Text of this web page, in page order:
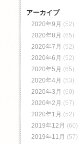
アーカイブ
2020年9月 (52)
2020年8月 (65)
2020年7月 (52)
2020年6月 (52)
2020年5月 (65)
2020年4月 (53)
2020年3月 (60)
2020年2月 (57)
2020年1月 (52)
2019年12月 (60)
2019年11月 (57)